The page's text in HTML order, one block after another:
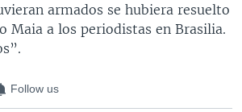
armados se hubiera resuelto
Maia a los periodistas en Brasilia.
Follow us